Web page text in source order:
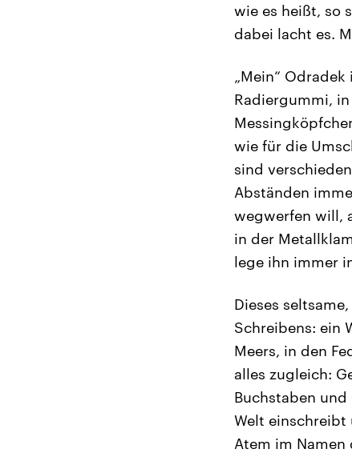
wie es heißt, so
dabei lacht es.
„Mein“
Radiergummi,
wie für die
sind
Abständen
wegwerfen will,
in der
lege ihn immer
Dieses
Schreibens: ein
Meers, in den
alles zugleich:
Buchstaben
Welt einschreibt
Atem im Namen